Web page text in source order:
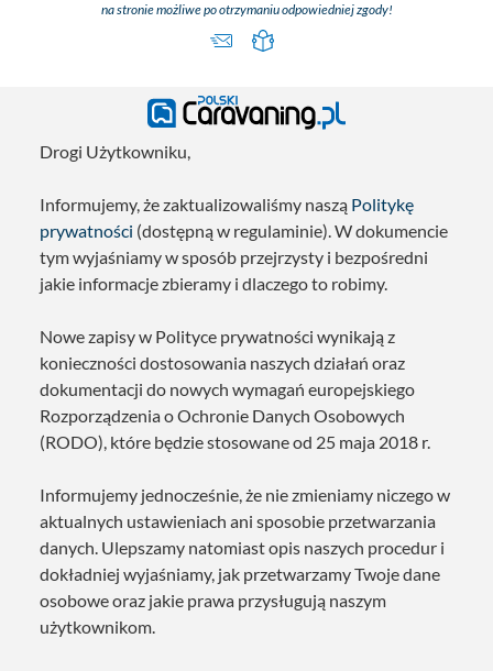
na stronie możliwe po otrzymaniu odpowiedniej zgody!
Drogi Użytkowniku,
Informujemy, że zaktualizowaliśmy naszą Politykę
prywatności (dostępną w regulaminie). W dokumencie
tym wyjaśniamy w sposób przejrzysty i bezpośredni
jakie informacje zbieramy i dlaczego to robimy.
Nowe zapisy w Polityce prywatności wynikają z
konieczności dostosowania naszych działań oraz
dokumentacji do nowych wymagań europejskiego
Rozporządzenia o Ochronie Danych Osobowych
(RODO), które będzie stosowane od 25 maja 2018 r.
Informujemy jednocześnie, że nie zmieniamy niczego w
aktualnych ustawieniach ani sposobie przetwarzania
danych. Ulepszamy natomiast opis naszych procedur i
dokładniej wyjaśniamy, jak przetwarzamy Twoje dane
osobowe oraz jakie prawa przysługują naszym
użytkownikom.